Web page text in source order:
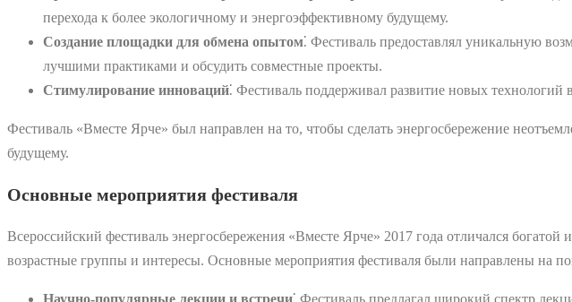
перехода к более экологичному и энергоэффективному будущему.
Создание площадки для обмена опытом⁚ Фестиваль предоставлял уникальную
лучшими практиками и обсудить совместные проекты.
Стимулирование инноваций⁚ Фестиваль поддерживал развитие новых
Фестиваль «Вместе Ярче» был направлен на то, чтобы сделать энергосбережение
будущему.
Основные мероприятия фестиваля
Всероссийский фестиваль энергосбережения «Вместе Ярче» 2017 года отличался
возрастные группы и интересы. Основные мероприятия фестиваля были направлены на
Научно-популярные лекции и встречи⁚ Фестиваль предлагал широкий спектр